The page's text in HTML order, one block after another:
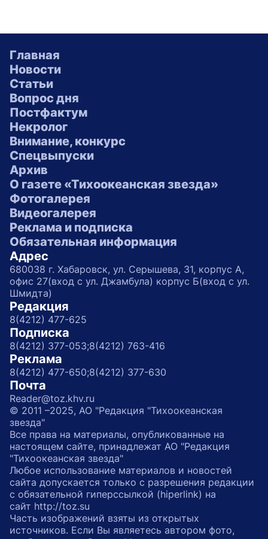
Главная
Новости
Статьи
Вопрос дня
Постфактум
Некролог
Внимание, конкурс
Спецвыпуски
Архив
О газете «Тихоокеанская звезда»
Фотогалерея
Видеогалерея
Реклама и подписка
Обязательная информация
Адрес
680038 г. Хабаровск, ул. Серышева, 31, корпус А,
офис 27(вход с ул. Джамбула) корпус Б(вход с ул.
Шмидта)
Редакция
8(4212) 477-625
Подписка
8(4212) 377-053;8(4212) 763-416
Реклама
8(4212) 477-650;8(4212) 377-630
Почта
Reader@toz.khv.ru
© 2011 –2025, АО "Редакция "Тихоокеанская
звезда"
Все права на материалы, опубликованные на
настоящем сайте, принадлежат АО "Редакция
"Тихоокеанская звезда"
Любое использование материалов и новостей
сайта допускается только с разрешения редакции
с обязательной гиперссылкой (hiperlink) на
сайт http://toz.su
Часть изображений взяты из открытых
источников. Если Вы являетесь автором фото,